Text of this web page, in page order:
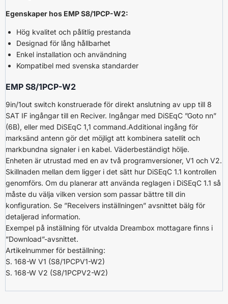
Egenskaper hos EMP S8/1PCP-W2:
Hög kvalitet och pålitlig prestanda
Designad för lång hållbarhet
Enkel installation och användning
Kompatibel med svenska standarder
EMP S8/1PCP-W2
9in/1out switch konstruerade för direkt anslutning av upp till 8
SAT IF ingångar till en Reciver. Ingångar med DiSEqC ”Goto nn”
(6B), eller med DiSEqC 1,1 command.Additional ingång för
marksänd antenn gör det möjligt att kombinera satellit och
markbundna signaler i en kabel. Väderbeständigt hölje.
Enheten är utrustad med en av två programversioner, V1 och V2.
Skillnaden mellan dem ligger i det sätt hur DiSEqC 1.1 kontrollen
genomförs. Om du planerar att använda reglagen i DiSEqC 1.1 så
måste du välja vilken version som passar bättre till din
konfiguration. Se ”Receivers inställningen” avsnittet bälg för
detaljerad information.
Exempel på inställning för utvalda Dreambox mottagare finns i
”Download”-avsnittet.
Artikelnummer för beställning:
S. 168-W V1 (S8/1PCPV1-W2)
S. 168-W V2 (S8/1PCPV2-W2)